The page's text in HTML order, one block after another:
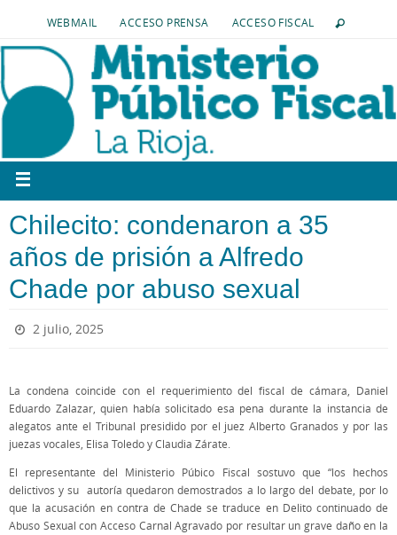
WEBMAIL ACCESO PRENSA ACCESO FISCAL
Chilecito: condenaron a 35
años de prisión a Alfredo
Chade por abuso sexual
2 julio, 2025
La condena coincide con el requerimiento del fiscal de cámara, Daniel
Eduardo Zalazar, quien había solicitado esa pena durante la instancia de
alegatos ante el Tribunal presidido por el juez Alberto Granados y por las
juezas vocales, Elisa Toledo y Claudia Zárate.
El representante del Ministerio Púbico Fiscal sostuvo que “los hechos
delictivos y su autoría quedaron demostrados a lo largo del debate, por lo
que la acusación en contra de Chade se traduce en Delito continuado de
Abuso Sexual con Acceso Carnal Agravado por resultar un grave daño en la